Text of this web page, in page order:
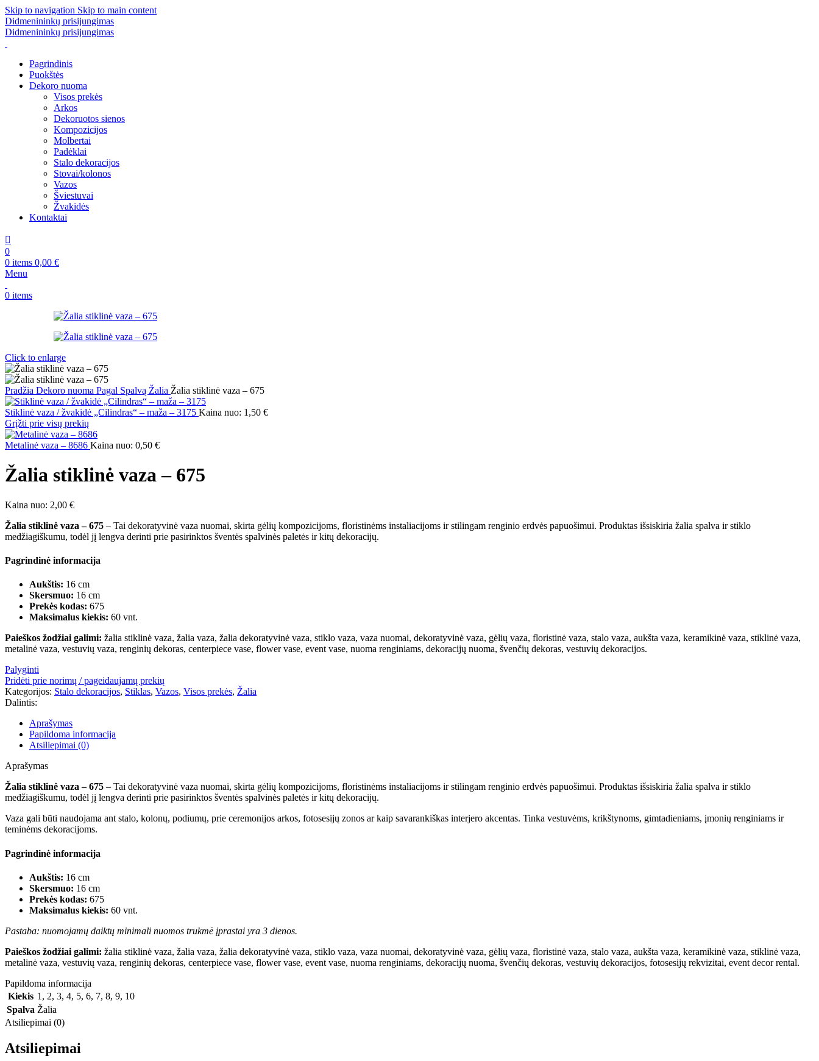
Skip to navigation Skip to main content
Didmenininkų prisijungimas
Didmenininkų prisijungimas
Pagrindinis
Puokštės
Dekoro nuoma
Visos prekės
Arkos
Dekoruotos sienos
Kompozicijos
Molbertai
Padėklai
Stalo dekoracijos
Stovai/kolonos
Vazos
Šviestuvai
Žvakidės
Kontaktai
0
0 items 0,00 €
Menu
0 items
Click to enlarge
Pradžia Dekoro nuoma Pagal Spalvą Žalia Žalia stiklinė vaza – 675
Stiklinė vaza / žvakidė „Cilindras“ – maža – 3175 Kaina nuo: 1,50 €
Grįžti prie visų prekių
Metalinė vaza – 8686 Kaina nuo: 0,50 €
Žalia stiklinė vaza – 675
Kaina nuo: 2,00 €
Žalia stiklinė vaza – 675 – Tai dekoratyvinė vaza nuomai, skirta gėlių kompozicijoms, floristinėms instaliacijoms ir stilingam renginio erdvės papuošimui. Produktas išsiskiria žalia spalva ir stiklo
medžiagiškumu, todėl jį lengva derinti prie pasirinktos šventės spalvinės paletės ir kitų dekoracijų.
Pagrindinė informacija
Aukštis: 16 cm
Skersmuo: 16 cm
Prekės kodas: 675
Maksimalus kiekis: 60 vnt.
Paieškos žodžiai galimi: žalia stiklinė vaza, žalia vaza, žalia dekoratyvinė vaza, stiklo vaza, vaza nuomai, dekoratyvinė vaza, gėlių vaza, floristinė vaza, stalo vaza, aukšta vaza, keramikinė vaza, stiklinė vaza,
metalinė vaza, vestuvių vaza, renginių dekoras, centerpiece vase, flower vase, event vase, nuoma renginiams, dekoracijų nuoma, švenčių dekoras, vestuvių dekoracijos.
Palyginti
Pridėti prie norimų / pageidaujamų prekių
Kategorijos: Stalo dekoracijos, Stiklas, Vazos, Visos prekės, Žalia
Dalintis:
Aprašymas
Papildoma informacija
Atsiliepimai (0)
Aprašymas
Žalia stiklinė vaza – 675 – Tai dekoratyvinė vaza nuomai, skirta gėlių kompozicijoms, floristinėms instaliacijoms ir stilingam renginio erdvės papuošimui. Produktas išsiskiria žalia spalva ir stiklo
medžiagiškumu, todėl jį lengva derinti prie pasirinktos šventės spalvinės paletės ir kitų dekoracijų.
Vaza gali būti naudojama ant stalo, kolonų, podiumų, prie ceremonijos arkos, fotosesijų zonos ar kaip savarankiškas interjero akcentas. Tinka vestuvėms, krikštynoms, gimtadieniams, įmonių renginiams ir
teminėms dekoracijoms.
Pagrindinė informacija
Aukštis: 16 cm
Skersmuo: 16 cm
Prekės kodas: 675
Maksimalus kiekis: 60 vnt.
Pastaba: nuomojamų daiktų minimali nuomos trukmė įprastai yra 3 dienos.
Paieškos žodžiai galimi: žalia stiklinė vaza, žalia vaza, žalia dekoratyvinė vaza, stiklo vaza, vaza nuomai, dekoratyvinė vaza, gėlių vaza, floristinė vaza, stalo vaza, aukšta vaza, keramikinė vaza, stiklinė vaza,
metalinė vaza, vestuvių vaza, renginių dekoras, centerpiece vase, flower vase, event vase, nuoma renginiams, dekoracijų nuoma, švenčių dekoras, vestuvių dekoracijos, fotosesijų rekvizitai, event decor rental.
Papildoma informacija
Kiekis 1 , 2, 3, 4, 5, 6, 7, 8, 9, 10
Spalva Žalia
Atsiliepimai (0)
Atsiliepimai